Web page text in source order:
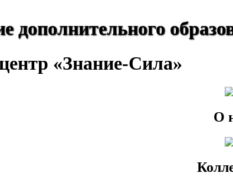
дополнительного
«Знание-Сила»
О